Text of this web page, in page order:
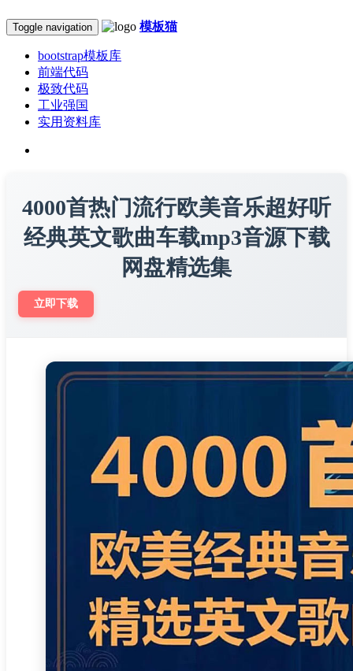
Toggle navigation 模板猫
bootstrap模板库
前端代码
极致代码
工业强国
实用资料库
4000首热门流行欧美音乐超好听
经典英文歌曲车载mp3音源下载
网盘精选集
立即下载